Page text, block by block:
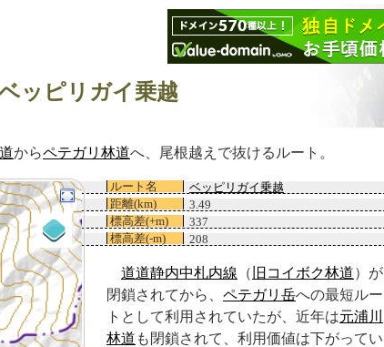
ッピリガイ乗越
からペテガリ林道へ、尾根越えで抜けるルート。
ルート名
ベッピリガイ乗越
距離(km)
3.49
標高差(+m)
337
標高差(-m)
208
道道静内中札内線 （ 旧コイボク林道）が
閉鎖されてから、 ペテガリ岳への最短ルー
トとして利用されていたが、近年は元浦川
林道 も閉鎖されて、利用価値は下がってい